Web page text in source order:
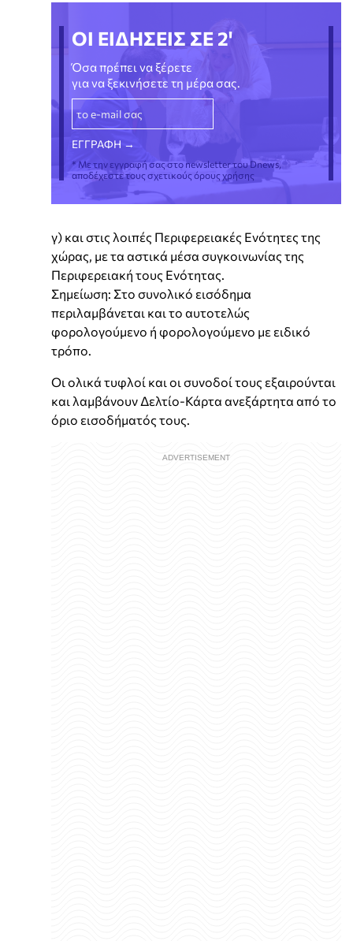
ΟΙ ΕΙΔΗΣΕΙΣ ΣΕ 2'
Όσα πρέπει να ξέρετε
για να ξεκινήσετε τη μέρα σας.
* Με την εγγραφή σας στο newsletter του Dnews,
αποδέχεστε τους σχετικούς όρους χρήσης
γ) και στις λοιπές Περιφερειακές Ενότητες της
χώρας, με τα αστικά μέσα συγκοινωνίας της
Περιφερειακή τους Ενότητας.
Σημείωση: Στο συνολικό εισόδημα
περιλαμβάνεται και το αυτοτελώς
φορολογούμενο ή φορολογούμενο με ειδικό
τρόπο.
Οι ολικά τυφλοί και οι συνοδοί τους εξαιρούνται
και λαμβάνουν Δελτίο-Κάρτα ανεξάρτητα από το
όριο εισοδήματός τους.